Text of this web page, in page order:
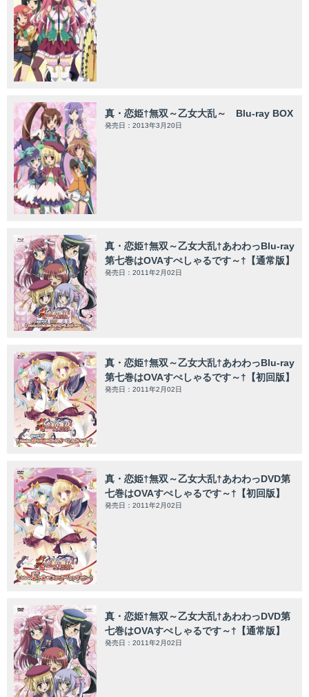
真・恋姫†無双～乙女大乱～ Blu-ray BOX
発売日：2013年3月20日
真・恋姫†無双～乙女大乱†あわわっBlu-ray
第七巻はOVAすぺしゃるです～†【通常版】
発売日：2011年2月02日
真・恋姫†無双～乙女大乱†あわわっBlu-ray
第七巻はOVAすぺしゃるです～†【初回版】
発売日：2011年2月02日
真・恋姫†無双～乙女大乱†あわわっDVD第
七巻はOVAすぺしゃるです～†【初回版】
発売日：2011年2月02日
真・恋姫†無双～乙女大乱†あわわっDVD第
七巻はOVAすぺしゃるです～†【通常版】
発売日：2011年2月02日